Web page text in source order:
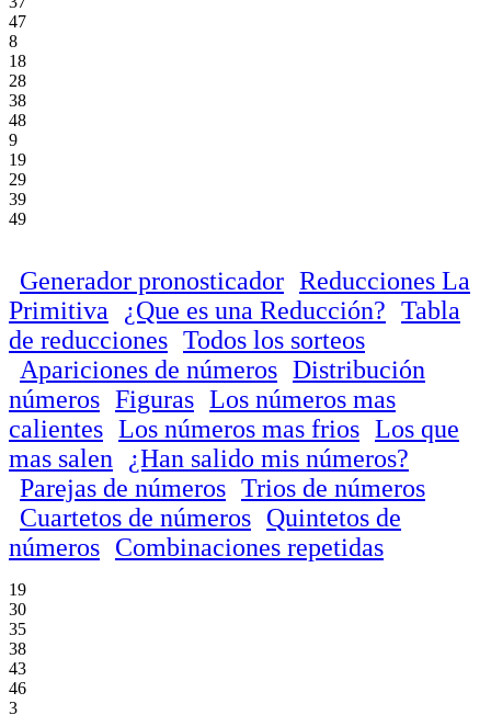
47
8
18
28
38
48
9
19
29
39
49
Generador pronosticador Reducciones La
Primitiva
¿Que es una Reducción? Tabla
de reducciones Todos los sorteos
Apariciones de números Distribución
números Figuras Los números mas
calientes Los números mas frios Los que
mas salen
¿Han salido mis números?
Parejas de números Trios de números
Cuartetos de números Quintetos de
números Combinaciones repetidas
19
30
35
38
43
46
3